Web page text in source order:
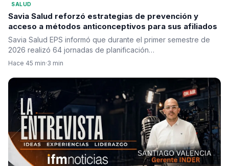
SALUD
Savia Salud reforzó estrategias de prevención y
acceso a métodos anticonceptivos para sus afiliados
Savia Salud EPS informó que durante el primer semestre de
2026 realizó 64 jornadas de planificación…
Hace 45 min·3 min